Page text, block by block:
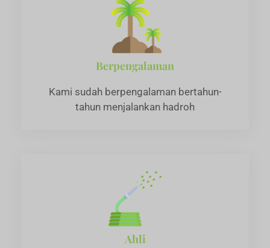
Berpengalaman
Kami sudah berpengalaman bertahun-
tahun menjalankan hadroh
Ahli